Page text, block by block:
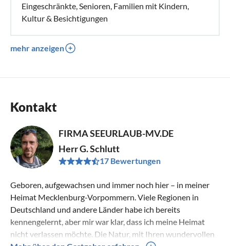
Eingeschränkte, Senioren, Familien mit Kindern,
Kultur & Besichtigungen
mehr anzeigen
Kontakt
FIRMA SEEURLAUB-MV.DE
Herr G. Schlutt
17 Bewertungen
Geboren, aufgewachsen und immer noch hier – in meiner
Heimat Mecklenburg-Vorpommern. Viele Regionen in
Deutschland und andere Länder habe ich bereits
kennengelernt, aber mir war klar, dass ich meine Heimat
nicht verlassen möchte. Die Natur, mit Ihren wundervollen